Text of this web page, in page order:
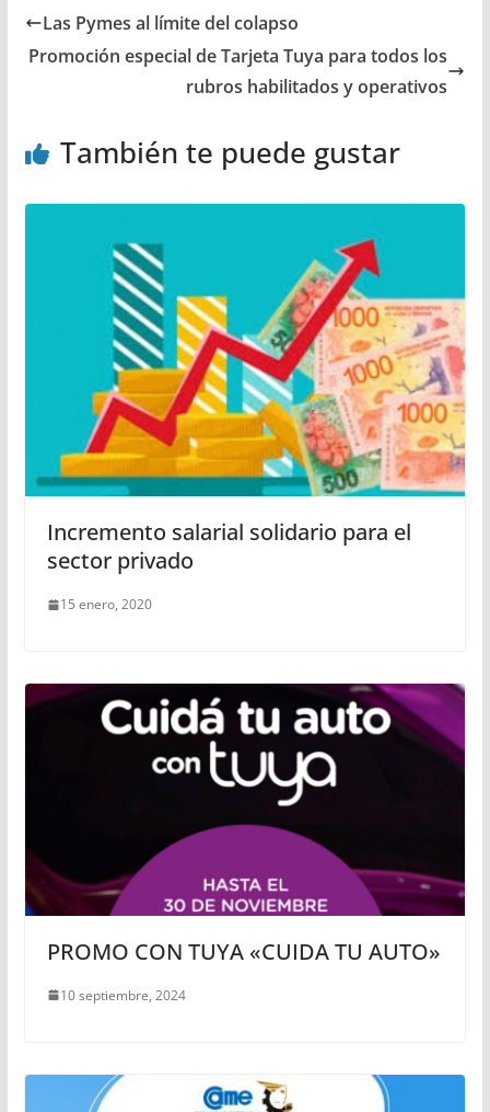
Las Pymes al límite del colapso
Promoción especial de Tarjeta Tuya para todos los
rubros habilitados y operativos
También te puede gustar
Incremento salarial solidario para el
sector privado
15 enero, 2020
PROMO CON TUYA «CUIDA TU AUTO»
10 septiembre, 2024